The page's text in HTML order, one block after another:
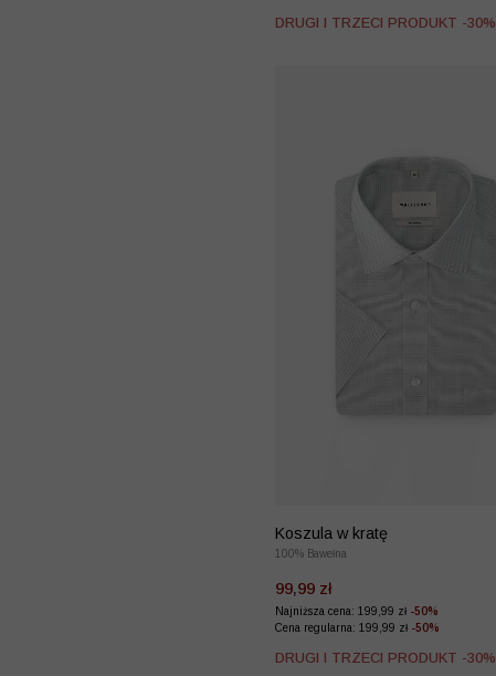
DRUGI I TRZECI PRODUKT -30%
Koszula w kratę
100% Bawełna
99,99 zł
Najniższa cena: 199,99 zł -50%
Cena regularna: 199,99 zł -50%
DRUGI I TRZECI PRODUKT -30%